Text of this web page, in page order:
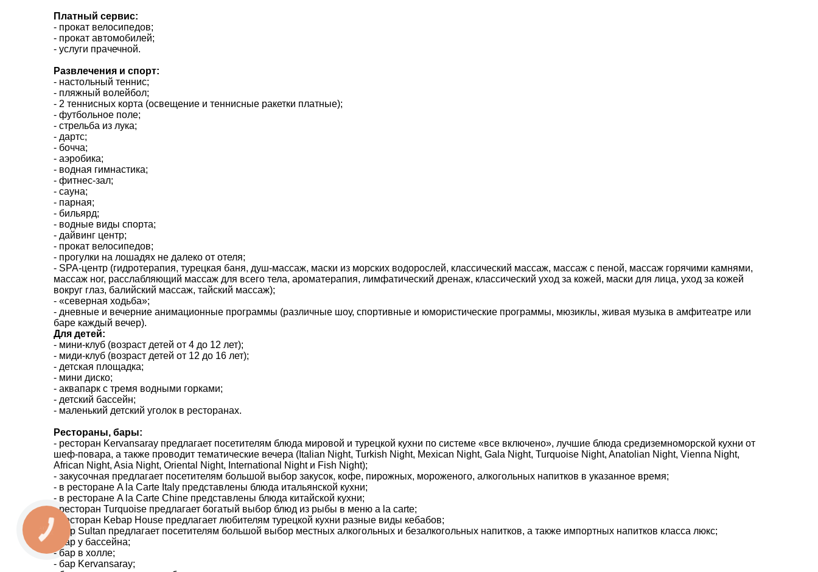
Платный сервис:
- прокат велосипедов;
- прокат автомобилей;
- услуги прачечной.
Развлечения и спорт:
- настольный теннис;
- пляжный волейбол;
- 2 теннисных корта (освещение и теннисные ракетки платные);
- футбольное поле;
- стрельба из лука;
- дартс;
- бочча;
- аэробика;
- водная гимнастика;
- фитнес-зал;
- сауна;
- парная;
- бильярд;
- водные виды спорта;
- дайвинг центр;
- прокат велосипедов;
- прогулки на лошадях не далеко от отеля;
- SPA-центр (гидротерапия, турецкая баня, душ-массаж, маски из морских водорослей, классический массаж, массаж с пеной, массаж горячими камнями,
массаж ног, расслабляющий массаж для всего тела, ароматерапия, лимфатический дренаж, классический уход за кожей, маски для лица, уход за кожей
вокруг глаз, балийский массаж, тайский массаж);
- «cеверная ходьба»;
- дневные и вечерние анимационные программы (различные шоу, спортивные и юмористические программы, мюзиклы, живая музыка в амфитеатре или
баре каждый вечер).
Для детей:
- мини-клуб (возраст детей от 4 до 12 лет);
- миди-клуб (возраст детей от 12 до 16 лет);
- детская площадка;
- мини диско;
- аквапарк с тремя водными горками;
- детский бассейн;
- маленький детский уголок в ресторанах.
Рестораны, бары:
- ресторан Kervansaray предлагает посетителям блюда мировой и турецкой кухни по системе «все включено», лучшие блюда средиземноморской кухни от
шеф-повара, а также проводит тематические вечера (Italian Night, Turkish Night, Mexican Night, Gala Night, Turquoise Night, Anatolian Night, Vienna Night,
African Night, Asia Night, Oriental Night, International Night и Fish Night);
- закусочная предлагает посетителям большой выбор закусок, кофе, пирожных, мороженого, алкогольных напитков в указанное время;
- в ресторане A la Carte Italy представлены блюда итальянской кухни;
- в ресторане A la Carte Chine представлены блюда китайской кухни;
- ресторан Turquoise предлагает богатый выбор блюд из рыбы в меню a la carte;
- ресторан Kebap House предлагает любителям турецкой кухни разные виды кебабов;
- бар Sultan предлагает посетителям большой выбор местных алкогольных и безалкогольных напитков, а также импортных напитков класса люкс;
- бар у бассейна;
- бар в холле;
- бар Kervansaray;
*ТЕЛЕФОН
*поля обов'язкові для заповнення
КНОПКА
ЗВ'ЯЗКУ